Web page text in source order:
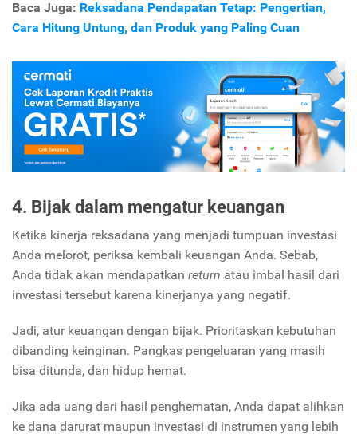
Baca Juga: Reksadana Pendapatan Tetap: Pengertian,
Cara Hitung Untung, dan Produk yang Paling Cuan
4. Bijak dalam mengatur keuangan
Ketika kinerja reksadana yang menjadi tumpuan investasi
Anda melorot, periksa kembali keuangan Anda. Sebab,
Anda tidak akan mendapatkan return atau imbal hasil dari
investasi tersebut karena kinerjanya yang negatif.
Jadi, atur keuangan dengan bijak. Prioritaskan kebutuhan
dibanding keinginan. Pangkas pengeluaran yang masih
bisa ditunda, dan hidup hemat.
Jika ada uang dari hasil penghematan, Anda dapat alihkan
ke dana darurat maupun investasi di instrumen yang lebih